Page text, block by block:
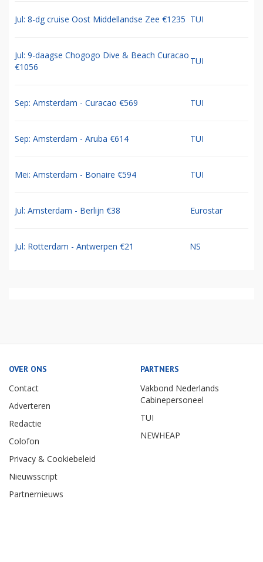
Jul: 8-dg cruise Oost Middellandse Zee €1235 TUI
Jul: 9-daagse Chogogo Dive & Beach Curacao
€1056
TUI
Sep: Amsterdam - Curacao €569 TUI
Sep: Amsterdam - Aruba €614 TUI
Mei: Amsterdam - Bonaire €594 TUI
Jul: Amsterdam - Berlijn €38 Eurostar
Jul: Rotterdam - Antwerpen €21 NS
OVER ONS
Contact
Adverteren
Redactie
Colofon
Privacy & Cookiebeleid
Nieuwsscript
Partnernieuws
PARTNERS
Vakbond Nederlands
Cabinepersoneel
TUI
NEWHEAP